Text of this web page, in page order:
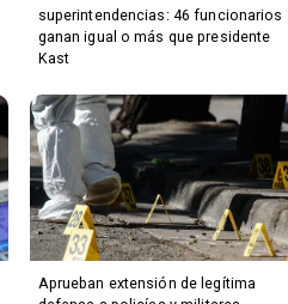
superintendencias: 46 funcionarios
ganan igual o más que presidente
Kast
Aprueban extensión de legítima